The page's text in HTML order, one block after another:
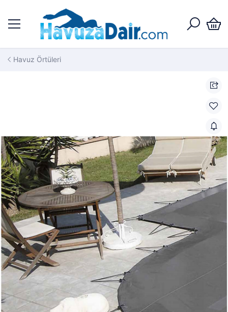
Havuz Örtüleri